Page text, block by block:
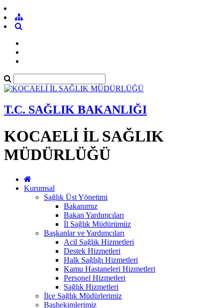
T.C. SAĞLIK BAKANLIĞI
KOCAELİ İL SAĞLIK
MÜDÜRLÜĞÜ
Kurumsal
Sağlık Üst Yönetimi
Bakanımız
Bakan Yardımcıları
İl Sağlık Müdürümüz
Başkanlar ve Yardımcıları
Acil Sağlık Hizmetleri
Destek Hizmetleri
Halk Sağlığı Hizmetleri
Kamu Hastaneleri Hizmetleri
Personel Hizmetleri
Sağlık Hizmetleri
İlçe Sağlık Müdürlerimiz
Başhekimlerimiz